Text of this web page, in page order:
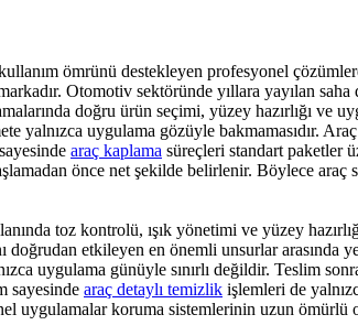
ömrünü destekleyen profesyonel
Otomotiv sektöründe yıllara yayılan
doğru ürün seçimi, yüzey hazırlığı ve
yalnızca uygulama gözüyle bakmamasıdır.
araç kaplama süreçleri standart paketler
önce net şekilde belirlenir. Böylece araç
toz kontrolü, ışık yönetimi ve yüzey
doğrudan etkileyen en önemli unsurlar arasında
uygulama günüyle sınırlı değildir. Teslim
sayesinde araç detaylı temizlik işlemleri de
uygulamalar koruma sistemlerinin uzun ömürlü